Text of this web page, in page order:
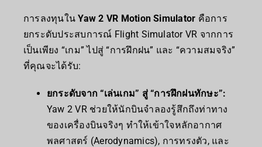
การลงทุนในYaw 2 VR Motion Simulator คือการ
ยกระดับประสบการณ์ Flight Simulator VR จากการ
เป็นเพียง “เกม” ไปสู่ “การฝึกฝน” และ “ความสมจริง”
ที่คุณจะได้รับ:
ยกระดับจาก “เล่นเกม” สู่ “การฝึกฝนทักษะ”:
Yaw 2 VR ช่วยให้นักบินจำลองรู้สึกถึงท่าทาง
ของเครื่องบินจริงๆ ทำให้เข้าใจหลักอากาศ
พลศาสตร์ (Aerodynamics), การทรงตัว, และ